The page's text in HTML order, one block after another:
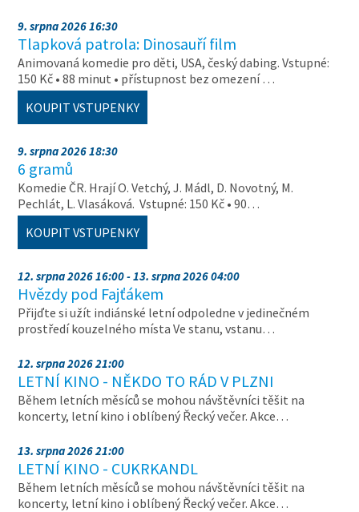
9. srpna 2026 16:30
Tlapková patrola: Dinosauří film
Animovaná komedie pro děti, USA, český dabing. Vstupné:
150 Kč • 88 minut • přístupnost bez omezení …
KOUPIT VSTUPENKY
9. srpna 2026 18:30
6 gramů
Komedie ČR. Hrají O. Vetchý, J. Mádl, D. Novotný, M.
Pechlát, L. Vlasáková. Vstupné: 150 Kč • 90…
KOUPIT VSTUPENKY
12. srpna 2026 16:00 - 13. srpna 2026 04:00
Hvězdy pod Fajťákem
Přijďte si užít indiánské letní odpoledne v jedinečném
prostředí kouzelného místa Ve stanu, vstanu…
12. srpna 2026 21:00
LETNÍ KINO - NĚKDO TO RÁD V PLZNI
Během letních měsíců se mohou návštěvníci těšit na
koncerty, letní kino i oblíbený Řecký večer. Akce…
13. srpna 2026 21:00
LETNÍ KINO - CUKRKANDL
Během letních měsíců se mohou návštěvníci těšit na
koncerty, letní kino i oblíbený Řecký večer. Akce…